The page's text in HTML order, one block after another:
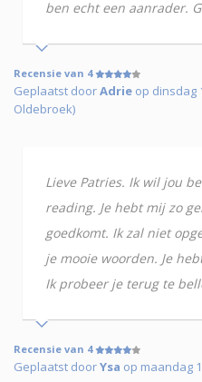
ben echt een aanrader.
Recensie van 4
Geplaatst doorAdrie op dinsdag
Oldebroek)
Lieve Patries. Ik wil jou
reading. Je hebt mij zo
goedkomt. Ik zal niet
je mooie woorden. Je
Ik probeer je terug te
Recensie van 4
Geplaatst doorYsa op maandag